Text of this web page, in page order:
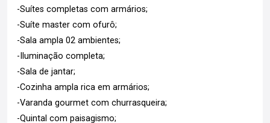
-Suítes completas com armários;
-Suíte master com ofurô;
-Sala ampla 02 ambientes;
-Iluminação completa;
-Sala de jantar;
-Cozinha ampla rica em armários;
-Varanda gourmet com churrasqueira;
-Quintal com paisagismo;